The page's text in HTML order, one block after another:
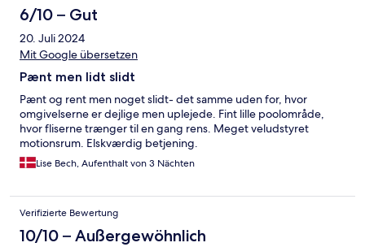
6/10 – Gut
20. Juli 2024
Mit Google übersetzen
Pænt men lidt slidt
Pænt og rent men noget slidt- det samme uden for, hvor
omgivelserne er dejlige men uplejede. Fint lille poolområde,
hvor fliserne trænger til en gang rens. Meget veludstyret
motionsrum. Elskværdig betjening.
Lise Bech, Aufenthalt von 3 Nächten
Verifizierte Bewertung
10/10 – Außergewöhnlich